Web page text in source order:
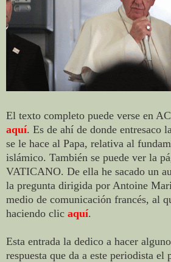
El texto completo puede verse en
aquí. Es de ahí de donde entresaco
se le hace al Papa, relativa al
islámico. También se puede ver la
VATICANO. De ella he sacado un
la pregunta dirigida por Antoine
medio de comunicación francés, al
haciendo clic aquí.
Esta entrada la dedico a hacer
respuesta que da a este periodista el